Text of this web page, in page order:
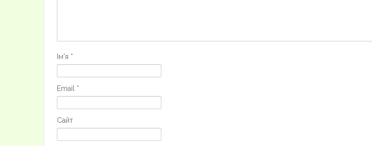
Ім'я *
Email *
Сайт